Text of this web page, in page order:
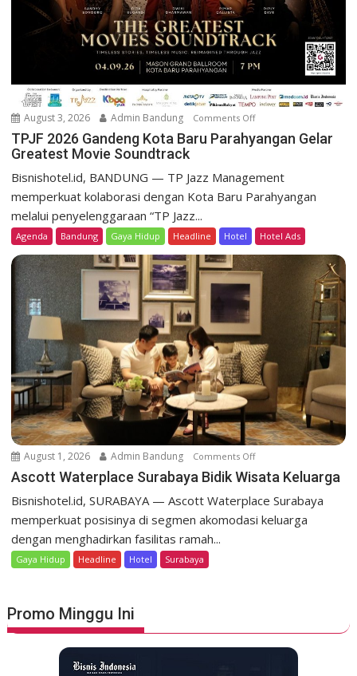
t
D
a
g
o
e
i
t
g
e
L
u
r
k
a
S
t
a
y
e
August 3, 2026 Admin Bandung Comments Offo
n
0
2
6
d
e
n
g
K
o
t
a
r
y
TPJF 2026 Gandeng Kota Baru Parahyangan Gelar
Greatest Movie Soundtrack
Bisnishotel.id, BANDUNG — TP Jazz Management
memperkuat kolaborasi dengan Kota Baru Parahyangan
melalui penyelenggaraan “TP Jazz...
Agenda Bandung Gaya Hidup Headline Hotel Hotel Ads
August 1, 2026 Admin Bandung Comments Offo
n
s
c
t
e
Ascott Waterplace Surabaya Bidik Wisata Keluarga
Bisnishotel.id, SURABAYA — Ascott Waterplace Surabaya
memperkuat posisinya di segmen akomodasi keluarga
dengan menghadirkan fasilitas ramah...
Gaya Hidup Headline Hotel Surabaya
Promo Minggu Ini